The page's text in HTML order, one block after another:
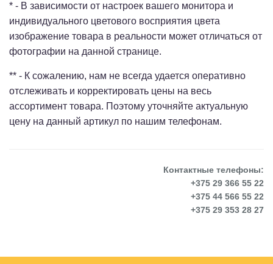
* - В зависимости от настроек вашего монитора и
индивидуального цветового восприятия цвета
изображение товара в реальности может отличаться от
фотографии на данной странице.
** - К сожалению, нам не всегда удается оперативно
отслеживать и корректировать цены на весь
ассортимент товара. Поэтому уточняйте актуальную
цену на данный артикул по нашим телефонам.
Контактные телефоны:
+375 29 366 55 22
+375 44 566 55 22
+375 29 353 28 27